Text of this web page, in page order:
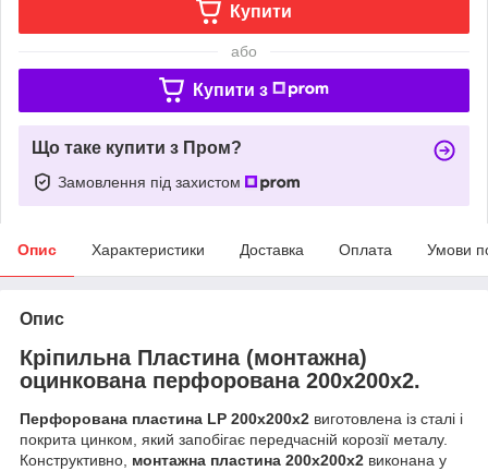
Купити
або
Купити з
Що таке купити з Пром?
Замовлення під захистом
Опис Характеристики Доставка Оплата Умови
Опис
Кріпильна Пластина (монтажна)
оцинкована перфорована 200х200х2.
Перфорована пластина LP 200х200х2 виготовлена із сталі і
покрита цинком, який запобігає передчасній корозії металу.
Конструктивно, монтажна пластина 200х200х2 виконана у